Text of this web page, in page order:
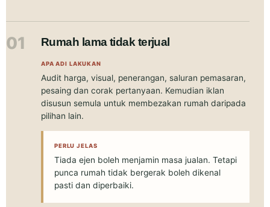
01 Rumah lama tidak terjual
APA ADI LAKUKAN
Audit harga, visual, penerangan, saluran pemasaran,
pesaing dan corak pertanyaan. Kemudian iklan
disusun semula untuk membezakan rumah daripada
pilihan lain.
PERLU JELAS
Tiada ejen boleh menjamin masa jualan. Tetapi
punca rumah tidak bergerak boleh dikenal
pasti dan diperbaiki.